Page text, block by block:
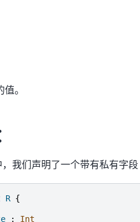
。
，我们声明了一个带有私有字段
R {
:
Int